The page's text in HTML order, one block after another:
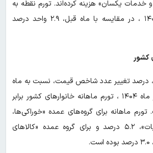
خدمات یکسان» هزینه کرده­‌اند. تورم نقطه به
نقطه شهریور ماه ۱۴۰۴ ، در مقایسه با ماه قبل، ۲.۹ واحد درصد
کشور
درصد تغییر عدد شاخص قیمت، نسبت به ماه
قبل است. در شهریور ماه ۱۴۰۴ ، تورم ماهانه خانوارهای کشور برابر
تورم ماهانه برای گروه‌های عمده «خوراکی‌ها،
آشامیدنی‌ها و دخانیات»، ۵.۲ درصد و برای گروه عمده «کالاهای